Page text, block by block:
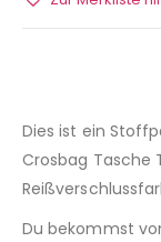
Dies ist ein
Crosbag Tasche
Du bekommst